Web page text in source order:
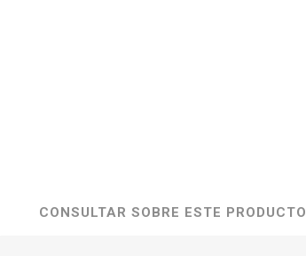
CONSULTAR SOBRE ESTE PRODUCTO